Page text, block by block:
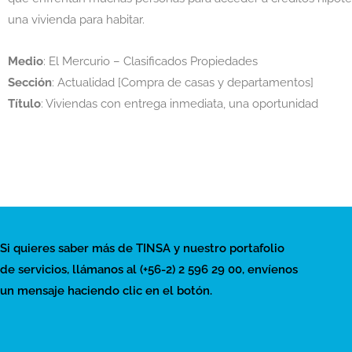
una vivienda para habitar.
Medio: El Mercurio – Clasificados Propiedades
Sección: Actualidad [Compra de casas y departamentos]
Título: Viviendas con entrega inmediata, una oportunidad
Si quieres saber más de TINSA y nuestro portafolio
de servicios, llámanos al (+56-2) 2 596 29 00, envíenos
un mensaje haciendo clic en el botón.